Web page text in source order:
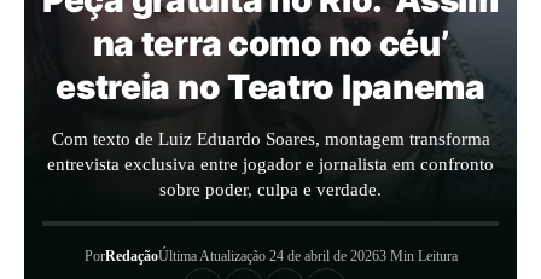
na terra como no céu’
estreia no Teatro Ipanema
Com texto de Luiz Eduardo Soares, montagem transforma
entrevista exclusiva entre jogador e jornalista em confronto
sobre poder, culpa e verdade.
PorRedaçãoÚltima Atualização 24 de abril de 20263 Min Leitura